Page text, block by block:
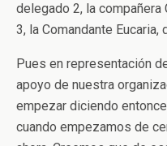
delegado 2, la compañera
3, la Comandante Eucaria,
Pues en representación
apoyo de nuestra
empezar diciendo
cuando empezamos de